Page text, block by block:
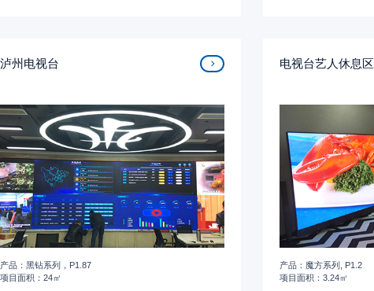
泸州电视台
产品：黑钻系列，P1.87
项目面积：24㎡
电视台艺人休息区
产品：魔方系列, P1.2
项目面积：3.24㎡